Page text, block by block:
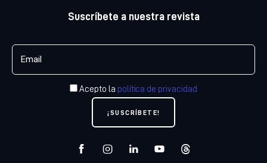
Suscríbete a nuestra revista
Acepto la política de privacidad